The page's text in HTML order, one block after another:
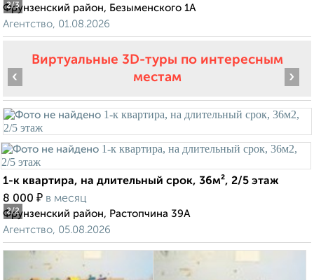
2/3
Фрунзенский район, Безыменского 1А
Агентство, 01.08.2026
Виртуальные 3D-туры по интересным
местам
2/2
‹ ›
1-к квартира, на длительный срок, 36м², 2/5 этаж
8 000 ₽ в месяц
Фрунзенский район, Растопчина 39А
Агентство, 05.08.2026